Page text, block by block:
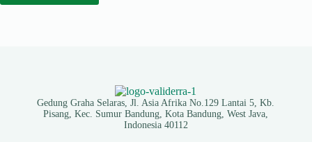
Gedung Graha Selaras, Jl. Asia Afrika No.129 Lantai 5, Kb.
Pisang, Kec. Sumur Bandung, Kota Bandung, West Java,
Indonesia 40112